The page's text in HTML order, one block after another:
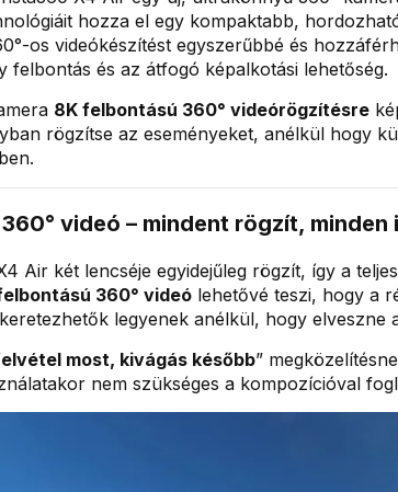
hozza el egy kompaktabb,
os videókészítést egyszerűbbé és
felbontás és az átfogó képalkotási lehetőség.
8K felbontású 360° videórögzítésre
rögzítse az eseményeket, anélkül hogy
videó – mindent rögzít, minden
Air két lencséje egyidejűleg rögzít, így a
360° videó lehetővé teszi, hogy a
legyenek anélkül, hogy elveszne
most, kivágás később”
nem szükséges a kompozícióval